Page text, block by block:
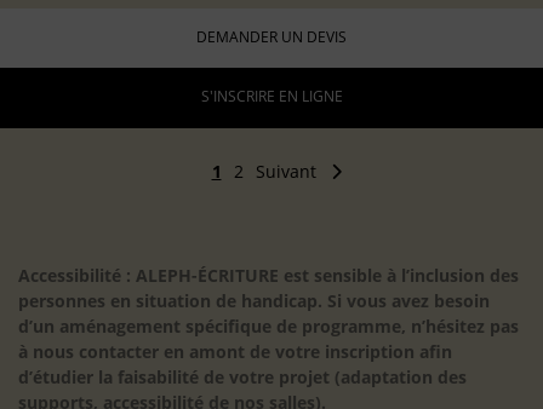
DEMANDER UN DEVIS
S'INSCRIRE EN LIGNE
1 2 Suivant
Accessibilité : ALEPH-ÉCRITURE est sensible à l’inclusion des
personnes en situation de handicap. Si vous avez besoin
d’un aménagement spécifique de programme, n’hésitez pas
à nous contacter en amont de votre inscription afin
d’étudier la faisabilité de votre projet (adaptation des
supports, accessibilité de nos salles).